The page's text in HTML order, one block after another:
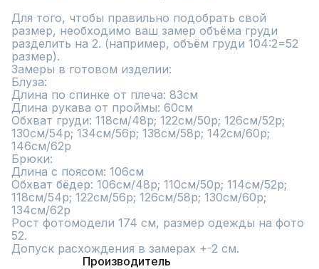
Для того, чтобы правильно подобрать свой
размер, необходимо ваш замер объёма груди
разделить на 2. (например, объём груди 104:2=52
размер).
Замеры в готовом изделии:
Блуза:
Длина по спинке от плеча: 83см
Длина рукава от проймы: 60см
Обхват груди: 118см/48р; 122см/50р; 126см/52р;
130см/54р; 134см/56р; 138см/58р; 142см/60р;
146см/62р
Брюки:
Длина с поясом: 106см
Обхват бёдер: 106см/48р; 110см/50р; 114см/52р;
118см/54р; 122см/56р; 126см/58р; 130см/60р;
134см/62р
Рост фотомодели 174 см, размер одежды на фото
52.
Допуск расхождения в замерах +-2 см.
Производитель